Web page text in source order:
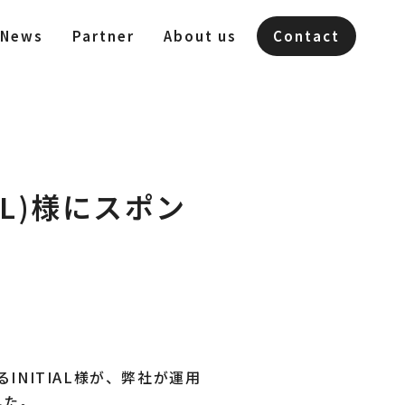
News Partner About us Contact
様にスポン
INITIAL様が、弊社が運用